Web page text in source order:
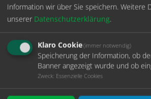
© 2026 Steiger
Information wir über Sie speichern. Weitere
unserer Datenschutzerklärung.
Klaro Cookie(immer notwendig)
Speicherung der Information, ob
Banner angezeigt wurde und ob
Zweck: Essenzielle Cookies